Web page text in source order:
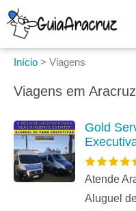
Início > Viagens
Viagens em
Gold
Atende
Aluguel